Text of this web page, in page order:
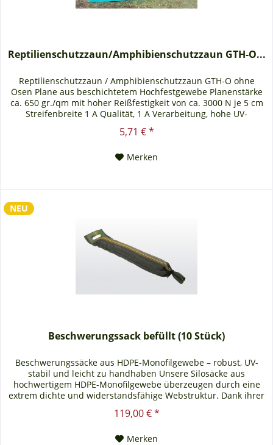
Reptilienschutzzaun/Amphibienschutzzaun GTH-O...
Reptilienschutzzaun / Amphibienschutzzaun GTH-O ohne
Ösen Plane aus beschichtetem Hochfestgewebe Planenstärke
ca. 650 gr./qm mit hoher Reißfestigkeit von ca. 3000 N je 5 cm
Streifenbreite 1 A Qualität, 1 A Verarbeitung, hohe UV-
Beständigkeit. Der Reptilien- und Amphibienschutzzaun wird
ohne Ösen und ohne Kederverbindung ausgeliefert.
5,71 € *
Merken
NEU
Beschwerungssack befüllt (10 Stück)
Beschwerungssäcke aus HDPE-Monofilgewebe – robust, UV-
stabil und leicht zu handhaben Unsere Silosäcke aus
hochwertigem HDPE-Monofilgewebe überzeugen durch eine
extrem dichte und widerstandsfähige Webstruktur. Dank ihrer
ausgezeichneten UV-Stabilität sind die Lichtenstein Silosäcke
für den mehrjährigen Einsatz im Außenbereich geeignet –
119,00 € *
Merken